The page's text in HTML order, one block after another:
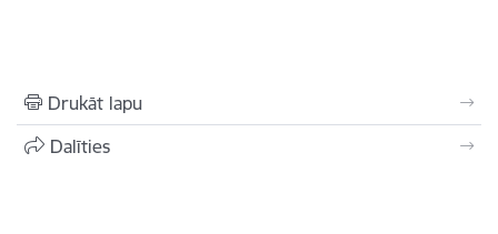
Drukāt lapu
Dalīties